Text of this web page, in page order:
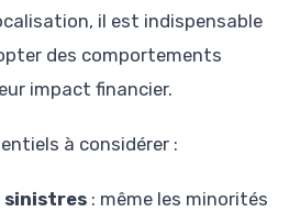
il est indispensable
des comportements
impact financier.
à considérer :
sinistres : même les minorités